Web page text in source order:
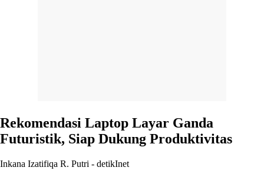
Rekomendasi Laptop Layar Ganda
Futuristik, Siap Dukung Produktivitas
Inkana Izatifiqa R. Putri - detikInet